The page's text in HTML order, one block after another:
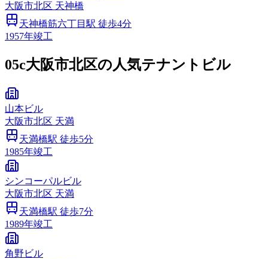
大阪市北区 天神橋
天神橋筋六丁目 駅 徒歩4分
1957年竣工
05c大阪市北区の人気テナントビル
山本ビル
大阪市北区 天満
天満橋駅 徒歩5分
1985年竣工
シンコーパルビル
大阪市北区 天満
天満橋駅 徒歩7分
1989年竣工
角野ビル